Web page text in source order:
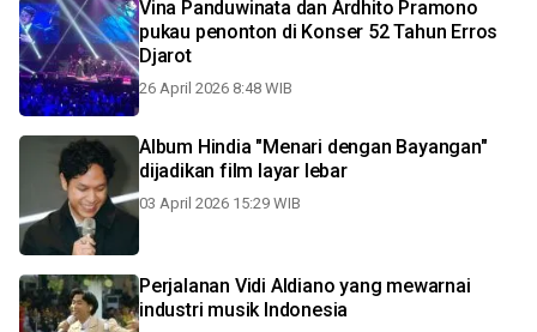
Vina Panduwinata dan Ardhito Pramono
pukau penonton di Konser 52 Tahun Erros
Djarot
26 April 2026 8:48 WIB
Album Hindia "Menari dengan Bayangan"
dijadikan film layar lebar
03 April 2026 15:29 WIB
Perjalanan Vidi Aldiano yang mewarnai
industri musik Indonesia